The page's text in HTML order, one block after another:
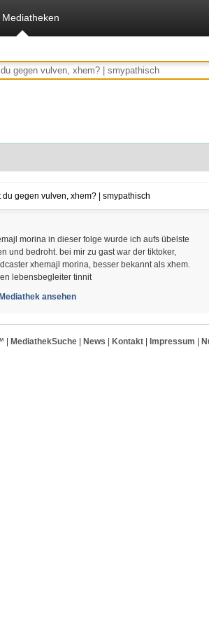
Mediatheken
du gegen vulven, xhem? | smypathisch
morina in dieser folge wurde ich aufs übelste
und bedroht. bei mir zu gast war der tiktoker,
xhemajl morina, besser bekannt als xhem.
lebensbegleiter tinnit
ansehen
| MediathekSuche| News Kontakt| Impressum